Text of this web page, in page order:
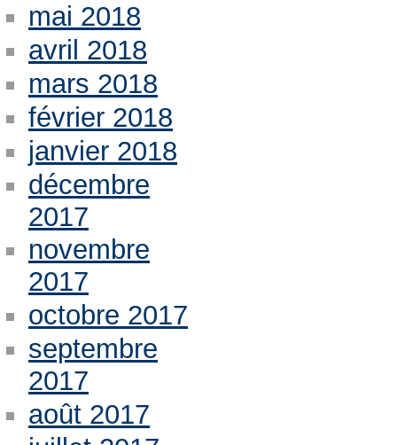
mai 2018
avril 2018
mars 2018
février 2018
janvier 2018
décembre
2017
novembre
2017
octobre 2017
septembre
2017
août 2017